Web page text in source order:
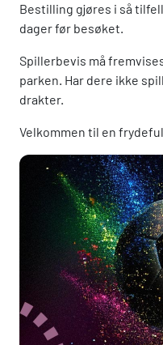
Bestilling gjøres i så
dager før besøket.
Spillerbevis må
parken. Har dere ikke
drakter.
Velkommen til en